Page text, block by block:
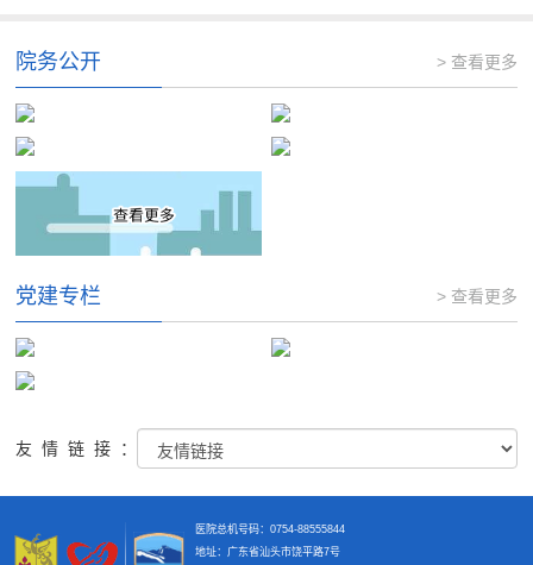
院务公开 > 查看更多
党建专栏 > 查看更多
友情链接：
医院总机号码：0754-88555844
地址：广东省汕头市饶平路7号